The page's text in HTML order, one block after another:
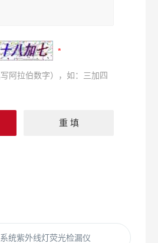
阿拉伯数字），如：三加四
统紫外线灯荧光检漏仪